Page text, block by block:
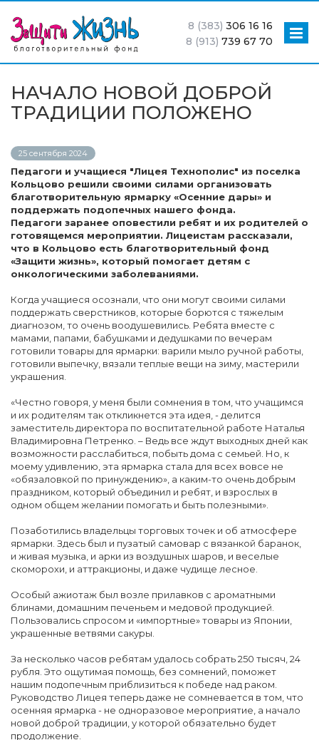
8 (383) 306 16 16
8 (913) 739 67 70
НАЧАЛО НОВОЙ ДОБРОЙ
ТРАДИЦИИ ПОЛОЖЕНО
25 сентября 2024
Педагоги и учащиеся "Лицея Технополис" из поселка
Кольцово решили своими силами организовать
благотворительную ярмарку «Осенние дары» и
поддержать подопечных нашего фонда.
Педагоги заранее оповестили ребят и их родителей о
готовящемся мероприятии. Лицеистам рассказали,
что в Кольцово есть благотворительный фонд
«Защити жизнь», который помогает детям с
онкологическими заболеваниями.
Когда учащиеся осознали, что они могут своими силами
поддержать сверстников, которые борются с тяжелым
диагнозом, то очень воодушевились. Ребята вместе с
мамами, папами, бабушками и дедушками по вечерам
готовили товары для ярмарки: варили мыло ручной работы,
готовили выпечку, вязали теплые вещи на зиму, мастерили
украшения.
«Честно говоря, у меня были сомнения в том, что учащимся
и их родителям так откликнется эта идея, - делится
заместитель директора по воспитательной работе Наталья
Владимировна Петренко. – Ведь все ждут выходных дней как
возможности расслабиться, побыть дома с семьей. Но, к
моему удивлению, эта ярмарка стала для всех вовсе не
«обязаловкой по принуждению», а каким-то очень добрым
праздником, который объединил и ребят, и взрослых в
одном общем желании помогать и быть полезными».
Позаботились владельцы торговых точек и об атмосфере
ярмарки. Здесь был и пузатый самовар с вязанкой баранок,
и живая музыка, и арки из воздушных шаров, и веселые
скоморохи, и аттракционы, и даже чудище лесное.
Особый ажиотаж был возле прилавков с ароматными
блинами, домашним печеньем и медовой продукцией.
Пользовались спросом и «импортные» товары из Японии,
украшенные ветвями сакуры.
За несколько часов ребятам удалось собрать 250 тысяч, 24
рубля. Это ощутимая помощь, без сомнений, поможет
нашим подопечным приблизиться к победе над раком.
Руководство Лицея теперь даже не сомневается в том, что
осенняя ярмарка - не одноразовое мероприятие, а начало
новой доброй традиции, у которой обязательно будет
продолжение.